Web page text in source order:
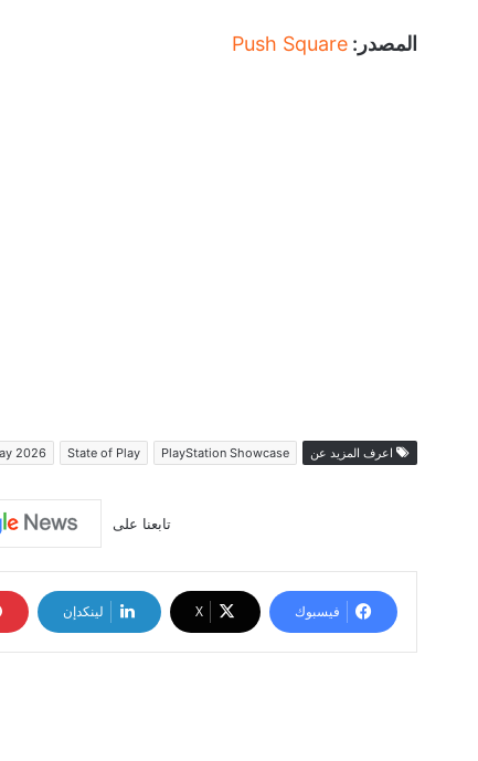
المصدر:Push Square
اعرف المزيد عن PlayStation Showcase
State of Play
2026
تابعنا على
فيسبوك ‫X لينكدإن